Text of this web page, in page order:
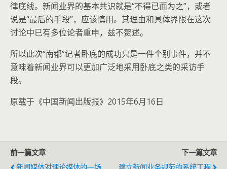
律底线。新闻业界的基本共识就是“不得已而为之”，或者
说是“最后的手段”，应该慎用。其理由和具体界限在这次
讨论中已有多位论者重申，兹不赘述。
所以此次“南都”记者卧底的成功只是一件个别事件，并不
意味着新闻业界可以更加广泛地采用卧底之类的采访手
段。
原载于《中国新闻出版报》2015年6月16日
前一篇文章
下一篇文章